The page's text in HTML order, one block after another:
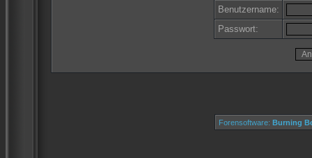
Benutzername:
Passwort:
Forensoftware: Burning